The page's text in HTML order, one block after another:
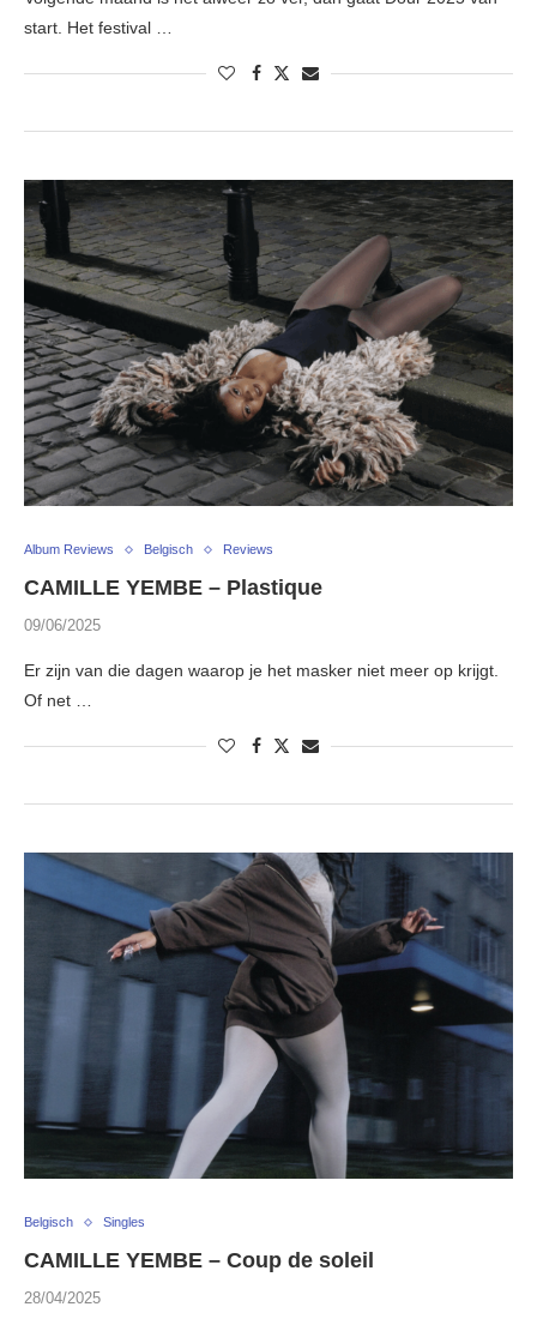
start. Het festival …
Album Reviews Belgisch Reviews
CAMILLE YEMBE – Plastique
09/06/2025
Er zijn van die dagen waarop je het masker niet meer op krijgt.
Of net …
Belgisch Singles
CAMILLE YEMBE – Coup de soleil
28/04/2025